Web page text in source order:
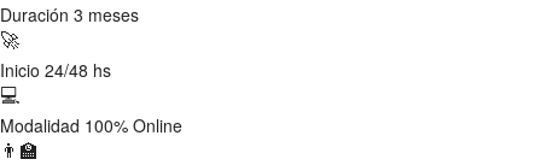
Duración 3 meses
🚀
Inicio 24/48 hs
💻
Modalidad 100% Online
👨‍🏫